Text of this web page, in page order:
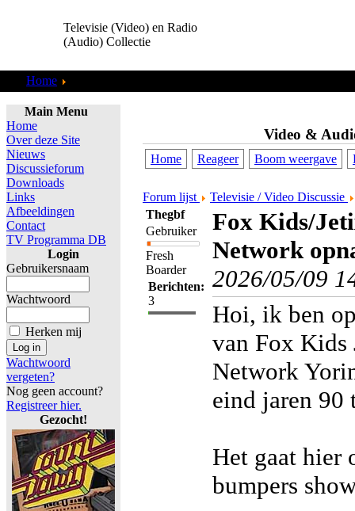
Televisie (Video) en Radio
(Audio) Collectie
Home
Main Menu
Home
Over deze Site
Nieuws
Discussieforum
Downloads
Links
Afbeeldingen
Contact
TV Programma DB
Login
Gebruikersnaam
Wachtwoord
Herken mij
Wachtwoord
vergeten?
Nog geen account?
Registreer hier.
Gezocht!
Video &
Home Reageer Boom weergave
Forum lijst
Televisie / Video Discussie
Thegbf
Gebruiker
Fresh
Boarder
Berichten:
3
Fox Kids/
Network
2026/05/09
Hoi, ik ben
van Fox Kids
Network
eind jaren 90
Het gaat hier
bumpers